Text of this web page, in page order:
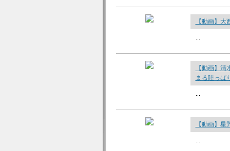
【動画】
【動画】
まる陸っぱ
【動画】